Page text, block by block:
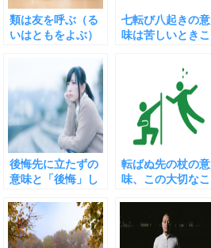
類は友を呼ぶ（る
いはともをよぶ）
七転び八起きの意
味は苦しいときこ
後悔先に立たずの
意味と「後悔」し
こと
転ばぬ先の杖の意
味、この大切なこ